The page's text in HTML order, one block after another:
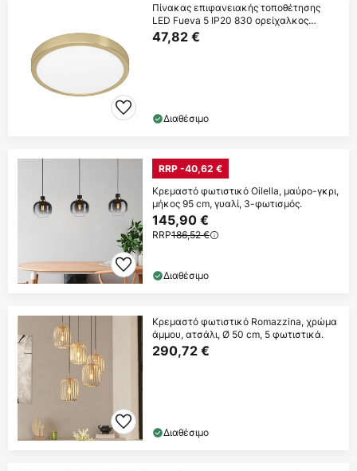
Πίνακας επιφανειακής τοποθέτησης
LED Fueva 5 IP20 830 ορείχαλκος
Ø28.5cm
47,82 €
Διαθέσιμο
RRP -40,62 €
Κρεμαστό φωτιστικό Oilella, μαύρο-γκρι,
μήκος 95 cm, γυαλί, 3-φωτισμός.
145,90 €
RRP186,52 €
Διαθέσιμο
Κρεμαστό φωτιστικό Romazzina, χρώμα
άμμου, ατσάλι, Ø 50 cm, 5 φωτιστικά.
290,72 €
Διαθέσιμο